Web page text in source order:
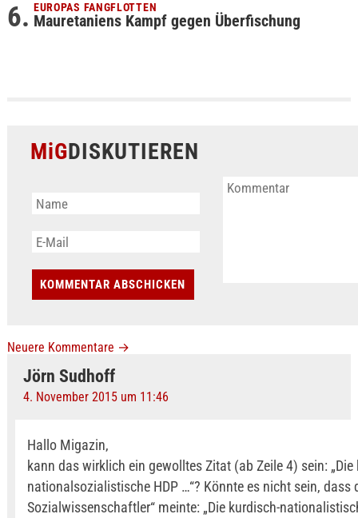
EUROPAS FANGFLOTTEN
Mauretaniens Kampf gegen Überfischung
MiGDISKUTIEREN
Neuere Kommentare →
Jörn Sudhoff
4. November 2015 um 11:46
Hallo Migazin,
kann das wirklich ein gewolltes Zitat (ab Zeile 4) sein: „Die
nationalsozialistische HDP …“? Könnte es nicht sein, dass
Sozialwissenschaftler“ meinte: „Die kurdisch-